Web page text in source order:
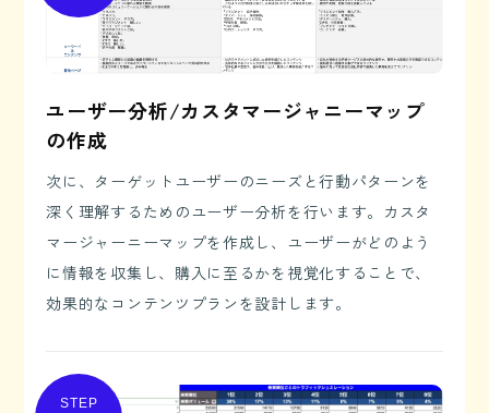
ユーザー分析/カスタマージャニーマップ
の作成
次に、ターゲットユーザーのニーズと行動パターンを
深く理解するためのユーザー分析を行います。カスタ
マージャーニーマップを作成し、ユーザーがどのよう
に情報を収集し、購入に至るかを視覚化することで、
効果的なコンテンツプランを設計します。
STEP